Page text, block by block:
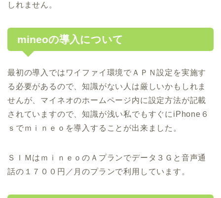
しれません。
mineoの導入について
最初の導入ではワイファイ環境でＡＰＮ設定を実施す
る必要があるので、知識がない人は厳しいかもしれま
せんが、マイネオのホームページ内に設定方法が記載
されていますので、知識が浅い私でもすぐにiPhone６
ｓでｍｉｎｅｏを導入することが出来ました。
ＳＩＭはｍｉｎｅｏのＡプランでデータ３Ｇと音声通
話の１７００円／月のプランで利用しています。